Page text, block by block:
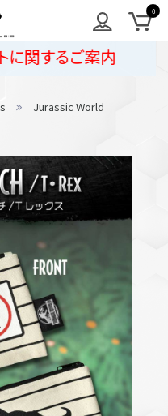
るご案内
Jurassic World